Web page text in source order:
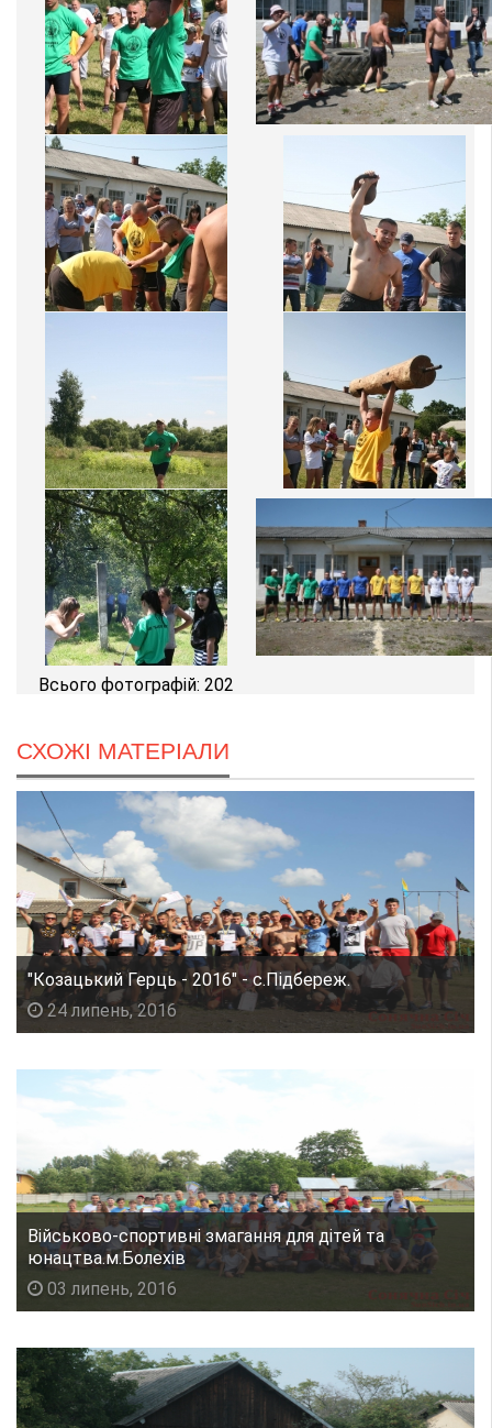
Всього фотографій: 202
СХОЖІ МАТЕРІАЛИ
"Козацький Герць - 2016" - с.Підбереж.
24 липень, 2016
Військово-спортивні змагання для дітей та
юнацтва.м.Болехів
03 липень, 2016